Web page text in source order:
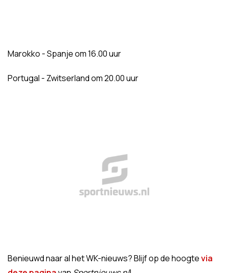
Marokko - Spanje om 16.00 uur
Portugal - Zwitserland om 20.00 uur
Benieuwd naar al het WK-nieuws? Blijf op de hoogtevia